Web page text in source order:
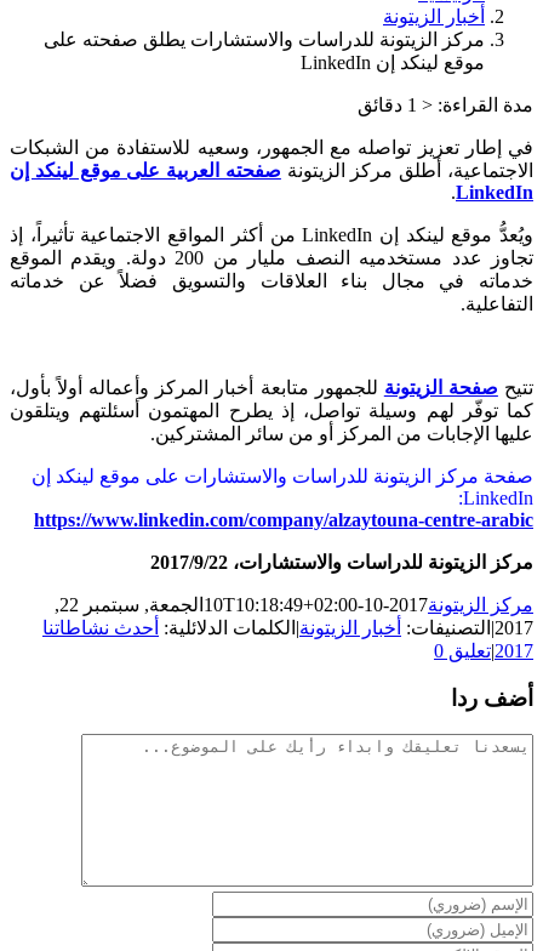
أخبار الزيتونة
مركز الزيتونة للدراسات والاستشارات يطلق صفحته على
موقع لينكد إن LinkedIn
مدة القراءة: < 1 دقائق
في إطار تعزيز تواصله مع الجمهور، وسعيه للاستفادة من الشبكات
الاجتماعية، أطلق مركز الزيتونة صفحته العربية على موقع لينكد إن
LinkedIn
.
ويُعدُّ موقع لينكد إن LinkedIn من أكثر المواقع الاجتماعية تأثيراً، إذ
تجاوز عدد مستخدميه النصف مليار من 200 دولة. ويقدم الموقع
خدماته في مجال بناء العلاقات والتسويق فضلاً عن خدماته
التفاعلية.
تتيح صفحة الزيتونة للجمهور متابعة أخبار المركز وأعماله أولاً بأول،
كما توفّر لهم وسيلة تواصل، إذ يطرح المهتمون أسئلتهم ويتلقون
عليها الإجابات من المركز أو من سائر المشتركين.
صفحة مركز الزيتونة للدراسات والاستشارات على موقع لينكد إن
LinkedIn:
https://www.linkedin.com/company/alzaytouna-centre-arabic
مركز الزيتونة للدراسات والاستشارات، 2017/9/22
مركز الزيتونة2017-10-10T10:18:49+02:00
الجمعة, سبتمبر 22,
2017
| التصنيفات: أخبار الزيتونة| الكلمات الدلائلية: أحدث نشاطاتنا
2017
|تعليق 0
أضف ردا
تعليقات